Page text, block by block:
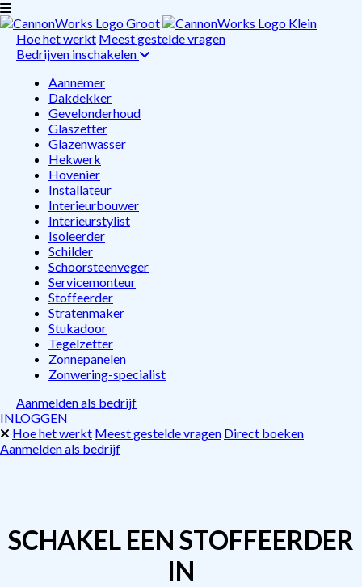
Hoe het werkt Meest gestelde vragen
Bedrijven inschakelen
Aannemer
Dakdekker
Gevelonderhoud
Glaszetter
Glazenwasser
Hekwerk
Hovenier
Installateur
Interieurbouwer
Interieurstylist
Isoleerder
Schilder
Schoorsteenveger
Servicemonteur
Stoffeerder
Stratenmaker
Stukadoor
Tegelzetter
Zonnepanelen
Zonwering-specialist
Aanmelden als bedrijf
INLOGGEN
Hoe het werkt Meest gestelde vragen Direct boeken
Aanmelden als bedrijf
SCHAKEL EEN STOFFEERDER
IN